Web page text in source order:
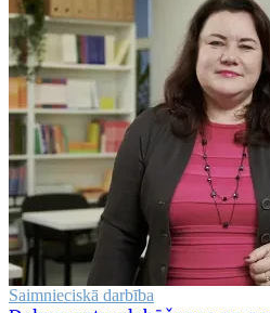
Saimnieciskā darbība